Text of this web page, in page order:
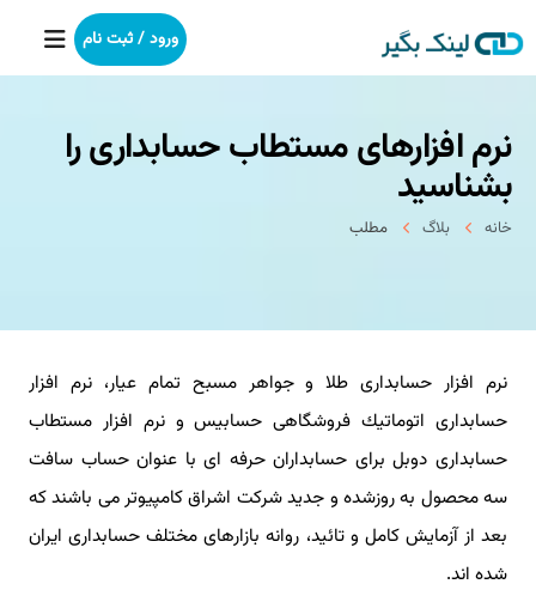
خانه
بکلینک
خدمات ما
درباره ما
آموزش
ورود / ثبت نام
نرم افزارهای مستطاب حسابداری را
بشناسید
خانه بلاگ مطلب
نرم افزار حسابداری طلا و جواهر مسبح تمام عیار، نرم افزار
حسابداری اتوماتیك فروشگاهی حسابیس و نرم افزار مستطاب
حسابداری دوبل برای حسابداران حرفه ای با عنوان حساب سافت
سه محصول به روزشده و جدید شركت اشراق كامپیوتر می باشند كه
بعد از آزمایش كامل و تائید، روانه بازارهای مختلف حسابداری ایران
شده اند.